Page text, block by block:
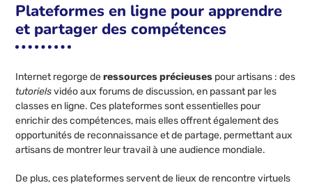
Plateformes en ligne pour apprendre
et partager des compétences
Internet regorge deressources précieuses pour artisans : des
tutorielsvidéo aux forums de discussion, en passant par les
classes en ligne. Ces plateformes sont essentielles pour
enrichir des compétences, mais elles offrent également des
opportunités de reconnaissance et de partage, permettant aux
artisans de montrer leur travail à une audience mondiale.
De plus, ces plateformes servent de lieux de rencontre virtuels